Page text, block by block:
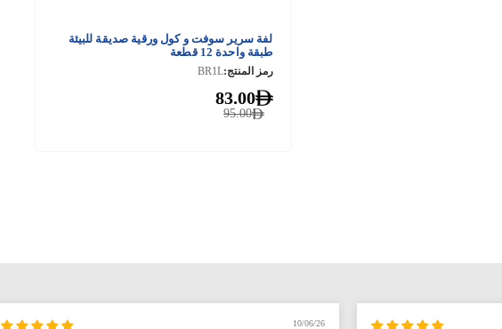
لفة سرير سوفت و كول ورقية صديقة للبيئة
طبقة واحدة 12 قطعة
رمز المنتج:BR1L
95.00
83.00
10/06/26